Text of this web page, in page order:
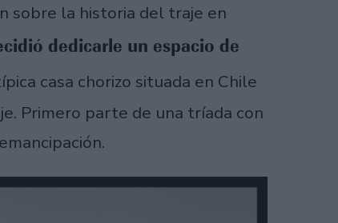
sobre la historia del traje en
dedicarle un espacio de
casa chorizo situada en Chile
Primero parte de una tríada con